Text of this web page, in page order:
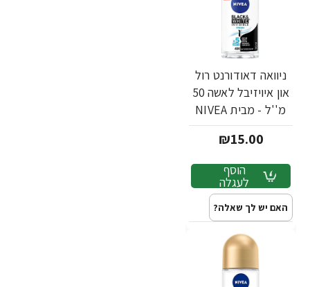
ניוואה דאודורנט רול
און איויזיבל לאשה 50
מ''ל - מבית NIVEA
₪15.00
הוסף
לעגלה
האם יש לך שאלה?